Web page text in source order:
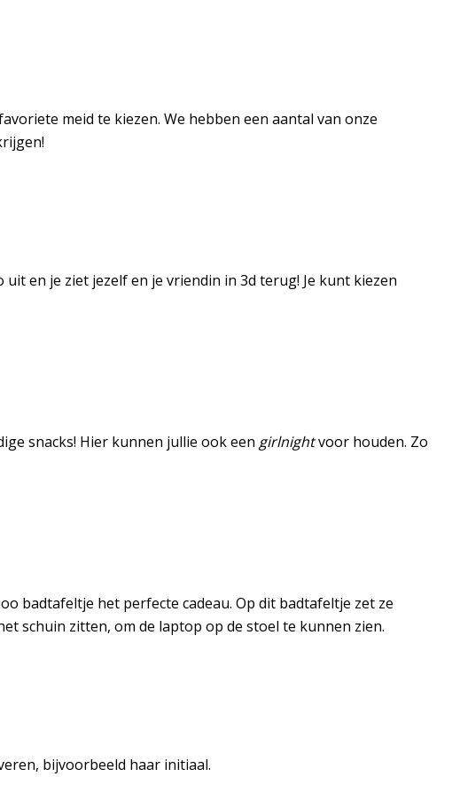
meid te kiezen. We hebben een aantal van onze
en je ziet jezelf en je vriendin in 3d terug! Je kunt kiezen
snacks! Hier kunnen jullie ook een girlnightvoor houden. Zo
badtafeltje het perfecte cadeau. Op dit badtafeltje zet ze
schuin zitten, om de laptop op de stoel te kunnen zien.
bijvoorbeeld haar initiaal.